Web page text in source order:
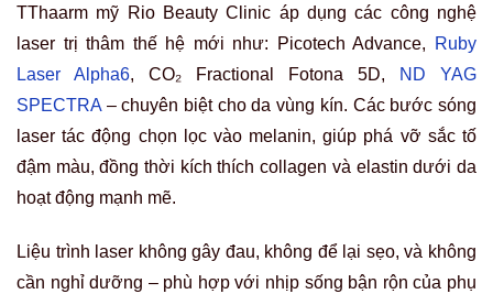
TThaarm mỹ Rio Beauty Clinic áp dụng các công nghệ
laser trị thâm thế hệ mới như: Picotech Advance,
Ruby
Laser Alpha6, CO₂ Fractional Fotona 5D,
ND YAG
SPECTRA – chuyên biệt cho da vùng kín. Các bước sóng
laser tác động chọn lọc vào melanin, giúp phá vỡ sắc tố
đậm màu, đồng thời kích thích collagen và elastin dưới da
hoạt động mạnh mẽ.
Liệu trình laser không gây đau, không để lại sẹo, và không
cần nghỉ dưỡng – phù hợp với nhịp sống bận rộn của phụ